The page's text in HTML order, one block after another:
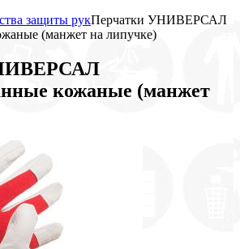
защиты рукПерчатки УНИВЕРСАЛ
(манжет на липучке)
кожаные (манжет